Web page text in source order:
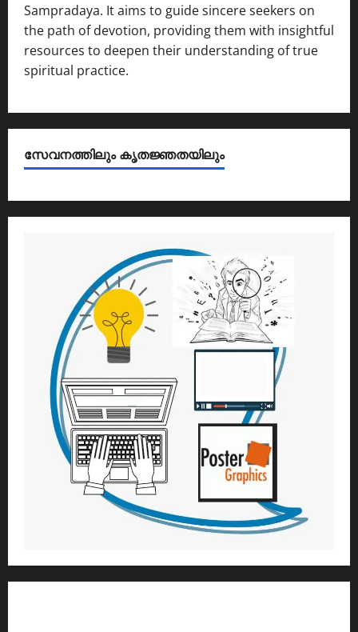
Sampradaya. It aims to guide sincere seekers on
the path of devotion, providing them with insightful
resources to deepen their understanding of true
spiritual practice.
സേവനത്തിലും കൃതജ്ഞതയിലും